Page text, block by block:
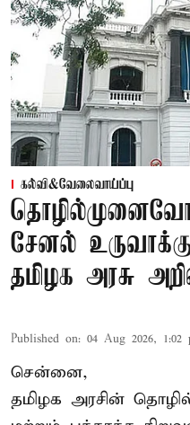
கல்வி&வேலைவாய்ப்பு
சேனல்
தமிழக அரசு
Published on: 04 Aug 2026, 1:02
சென்னை,
தமிழக அரசின்